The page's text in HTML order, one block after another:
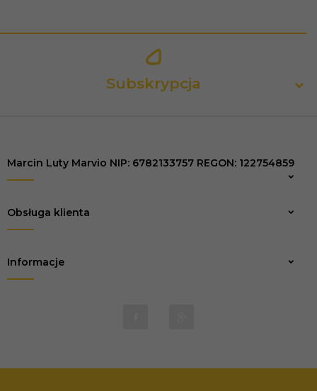
Subskrypcja
Marcin Luty Marvio NIP: 6782133757 REGON: 122754859
biuro@marvio-rc.pl
Obsługa klienta
Informacje